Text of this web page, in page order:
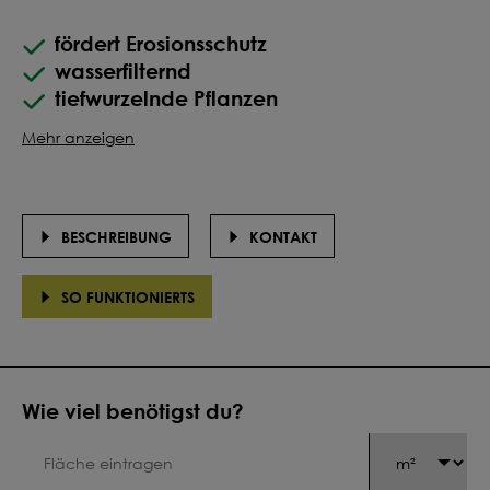
fördert Erosionsschutz
wasserfilternd
tiefwurzelnde Pflanzen
Mehr anzeigen
Wie viel benötigst du?
BESCHREIBUNG KONTAKT
SO FUNKTIONIERTS